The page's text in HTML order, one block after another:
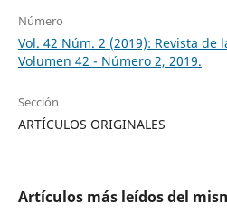
Número
Vol. 42 Núm. 2 (2019): Revista de
Volumen 42 - Número 2, 2019.
Sección
ARTÍCULOS ORIGINALES
Artículos más leídos del